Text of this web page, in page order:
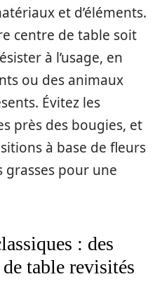
et d’éléments.
centre de table soit
à l’usage, en
ou des animaux
Évitez les
près des bougies, et
à base de fleurs
grasses pour une
: des
table revisités